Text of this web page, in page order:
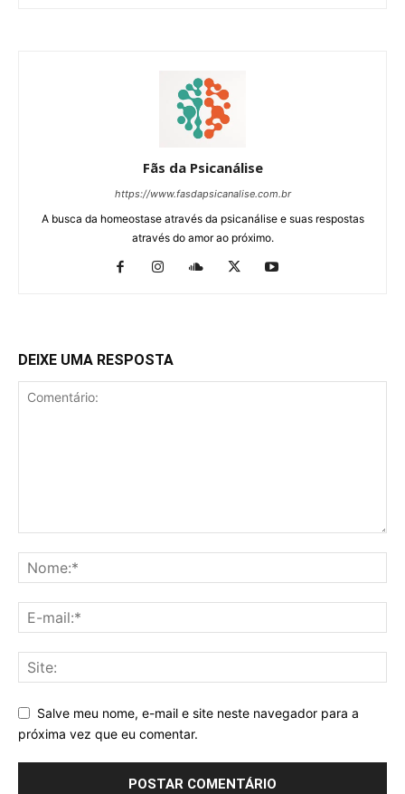
Fãs da Psicanálise
https://www.fasdapsicanalise.com.br
A busca da homeostase através da psicanálise e suas respostas
através do amor ao próximo.
DEIXE UMA RESPOSTA
Salve meu nome, e-mail e site neste navegador para a
próxima vez que eu comentar.